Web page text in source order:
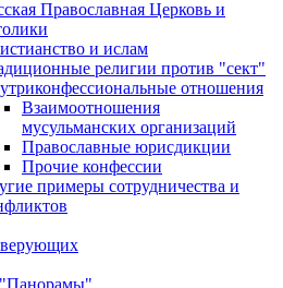
Православная Церковь и
и ислам
религии против "сект"
отношения
Взаимоотношения
мусульманских организаций
Православные юрисдикции
Прочие конфессии
примеры сотрудничества и